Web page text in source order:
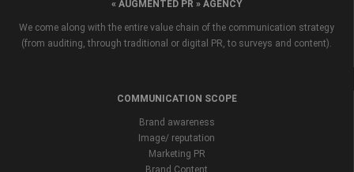
« AUGMENTED PR » AGENCY
We come along with the entire value chain of the communication strategy
(from auditing, through traditional or digital PR, to surveys and content).
COMMUNICATION SCOPE
Brand awareness
Image/ reputation
Marketing PR